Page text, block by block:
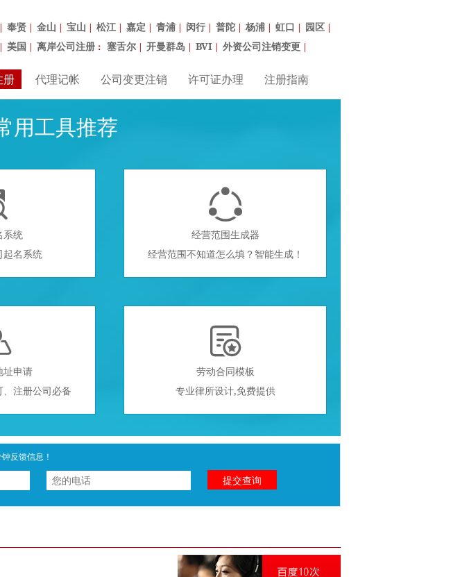
| 奉贤 | 金山 | 宝山 | 松江 | 嘉定 | 青浦 | 闵行 | 普陀 | 杨浦 | 虹口 | 园区 |
| 美国 | 离岸公司注册 ： 塞舌尔 | 开曼群岛 | BVI | 外资公司注销变更 |
册 代理记帐 公司变更注销 许可证办理 注册指南
用工具推荐
系统
起名系统

经营范围生成器
经营范围不知道怎么填？智能生成！
址申请
注册公司必备

劳动合同模板
专业律所设计,免费提供
反馈信息！